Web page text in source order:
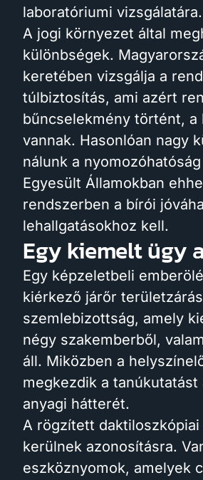
laboratóriumi vizsgálatára.
A jogi környezet által
különbségek.
keretében vizsgálja a
túlbiztosítás, ami azért
bűncselekmény történt,
vannak. Hasonlóan nagy
nálunk a
Egyesült Államokban
rendszerben a bírói
lehallgatásokhoz kell.
Egy kiemelt ügy
Egy képzeletbeli
kiérkező járőr
szemlebizottság, amely
négy szakemberből,
áll. Miközben a
megkezdik a
anyagi hátterét.
A rögzített
kerülnek azonosításra.
eszköznyomok, amelyek